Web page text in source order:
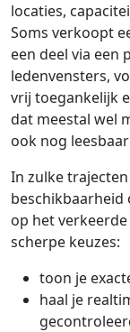
locaties,
Soms verkoopt
een deel via een
ledenvensters,
vrij toegankelijk
dat meestal wel
ook nog
In zulke
beschikbaarheid
op het
scherpe keuzes:
toon je
haal je